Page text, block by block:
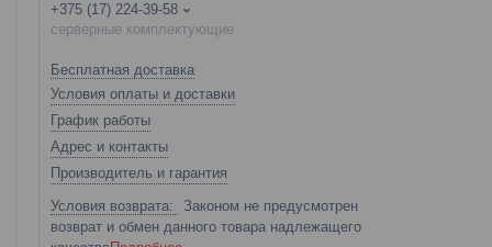
+375 (17) 224-39-58
серверные комплектующие
Бесплатная доставка
Условия оплаты и доставки
График работы
Адрес и контакты
Производитель и гарантия
Законом не предусмотрен
возврат и обмен данного товара надлежащего